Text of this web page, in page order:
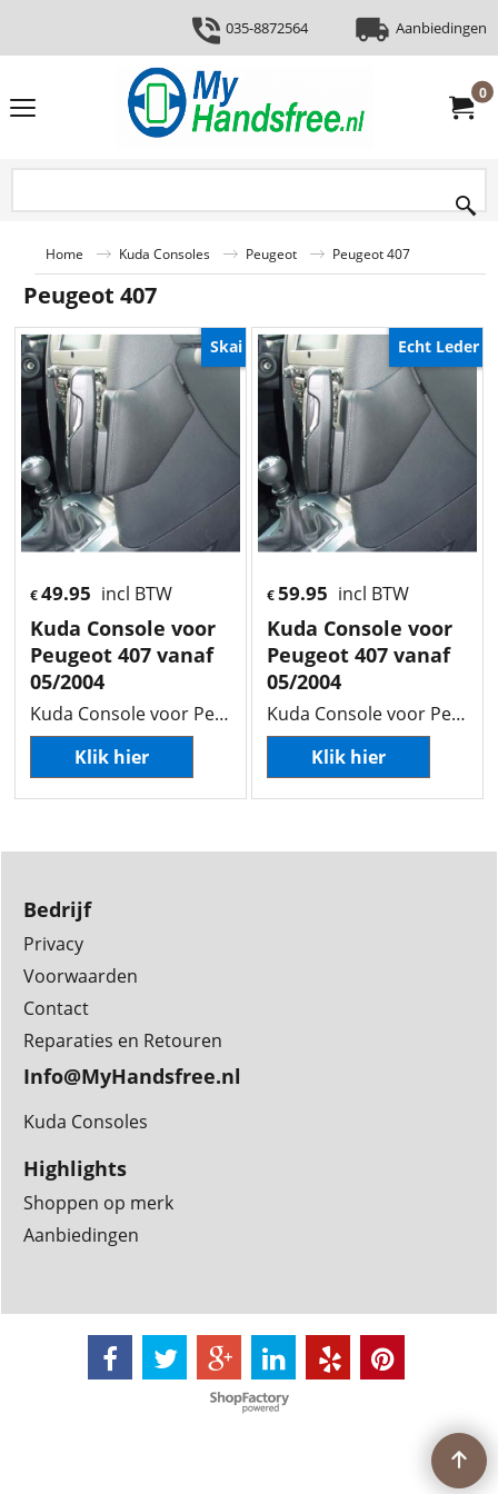
035-8872564 Aanbiedingen
0
Home Kuda Consoles Peugeot Peugeot 407
Peugeot 407
Skai
€49.95 incl BTW
Kuda Console voor
Peugeot 407 vanaf
05/2004
Kuda Console voor Peugeot 407 vanaf 05/2004
Klik hier
Echt Leder
€59.95 incl BTW
Kuda Console voor
Peugeot 407 vanaf
05/2004
Kuda Console voor Peugeot 407 vanaf 05/2004
Klik hier
Bedrijf
Privacy
Voorwaarden
Contact
Reparaties en Retouren
Info@MyHandsfree.nl
Kuda Consoles
Highlights
Shoppen op merk
Aanbiedingen
Webwinkel gemaakt met
ShopFactory webwinkel